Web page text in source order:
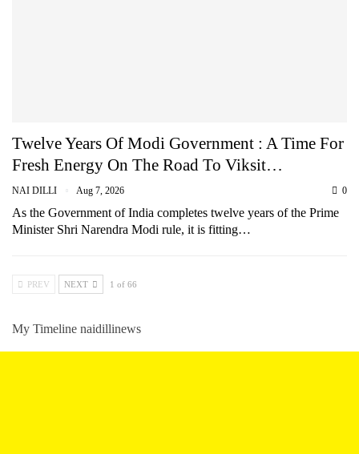
Twelve Years Of Modi Government : A Time For
Fresh Energy On The Road To Viksit…
NAI DILLI Aug 7, 2026 0
As the Government of India completes twelve years of the Prime
Minister Shri Narendra Modi rule, it is fitting…
PREV NEXT 1 of 66
My Timeline naidillinews